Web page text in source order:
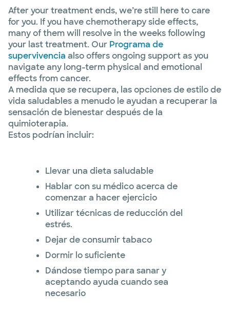
After your treatment ends, we’re still here to care
for you. If you have chemotherapy side effects,
many of them will resolve in the weeks following
your last treatment. Our Programa de
supervivencia also offers ongoing support as you
navigate any long-term physical and emotional
effects from cancer.
A medida que se recupera, las opciones de estilo de
vida saludables a menudo le ayudan a recuperar la
sensación de bienestar después de la
quimioterapia.
Estos podrían incluir:
Llevar una dieta saludable
Hablar con su médico acerca de
comenzar a hacer ejercicio
Utilizar técnicas de reducción del
estrés.
Dejar de consumir tabaco
Dormir lo suficiente
Dándose tiempo para sanar y
aceptando ayuda cuando sea
necesario